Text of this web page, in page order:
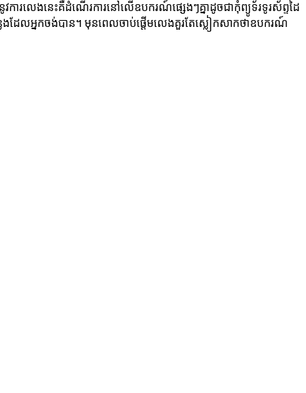
ារលេងនេះគឺដំណើរការនៅលើឧបករណ៍ផ្សេងៗគ្នាដូចជាកុំព្យូទ័រទូរស័ព្ទដៃ
ែងដែលអ្នកចង់បាន។ មុនពេលចាប់ផ្តើមលេងគួរតែស្លៀកសាកថាឧបករណ៍